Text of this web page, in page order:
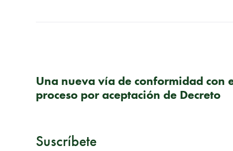
Una nueva vía de conformidad con
proceso por aceptación de Decreto
Suscríbete